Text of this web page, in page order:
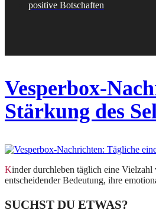
positive Botschaften
Vesperbox-
Stärkung des
Kinder durchleben täglich eine Vielzahl von Herausforderungen und Entwicklungsphasen, während sie die Welt um sich herum erkunden. In dieser aufregenden Reise ist es von
entscheidender Bedeutung, ihre
SUCHST DU ETWAS?